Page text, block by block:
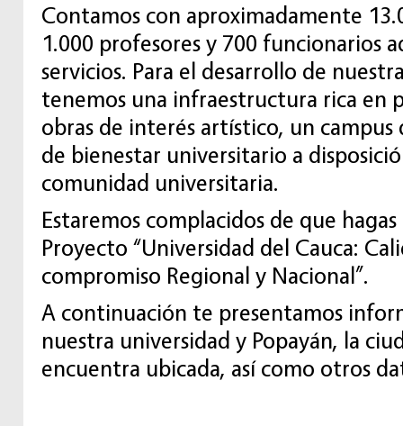
Contamos con aproximadamente
1.000 profesores y 700 funcionarios
servicios. Para el desarrollo de
tenemos una infraestructura rica en
obras de interés artístico, un
de bienestar universitario a
comunidad universitaria.
Estaremos complacidos de que
Proyecto “Universidad del Cauca:
compromiso Regional y Nacional”.
A continuación te presentamos
nuestra universidad y Popayán, la
encuentra ubicada, así como otros